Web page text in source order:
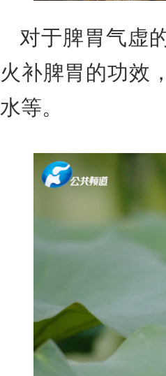
对于脾胃气虚
火补脾胃的功效
水等。